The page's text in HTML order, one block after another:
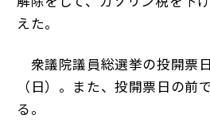
えた。
衆議院議員総選挙の投開票
（日）。また、投開票日の前
る。